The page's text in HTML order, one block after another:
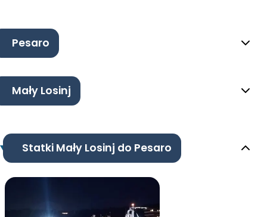
Pesaro
Mały Losinj
Statki Mały Losinj do Pesaro